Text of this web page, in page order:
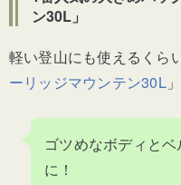
ン30L」
軽い登山にも使えるくら
ーリッジマウンテン30L」
ゴツめなボディと
に！